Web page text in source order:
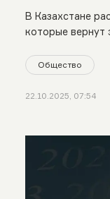
В Казахстане
которые вернут
Общество
22.10.2025, 07:54